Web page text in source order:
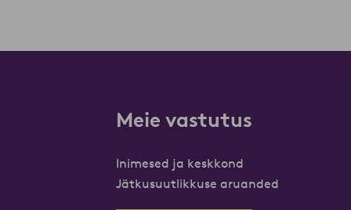
Meie vastutus
Inimesed ja keskkond
Jätkusuutlikkuse aruanded